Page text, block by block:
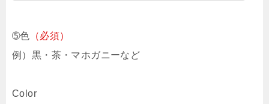
➄色 （必須）
例）黒・茶・マホガニーなど
Color